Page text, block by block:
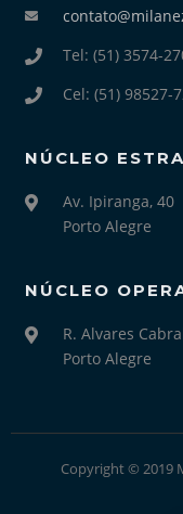
Tel: (51) 3574-
Cel: (51) 98527-
NÚCLEO
Av. Ipiranga, 40
Porto Alegre
NÚCLEO
R. Alvares
Porto Alegre
Copyright © 2019